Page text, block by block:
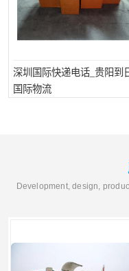
深圳国际快递电话_贵阳到
国际物流
Development, design,